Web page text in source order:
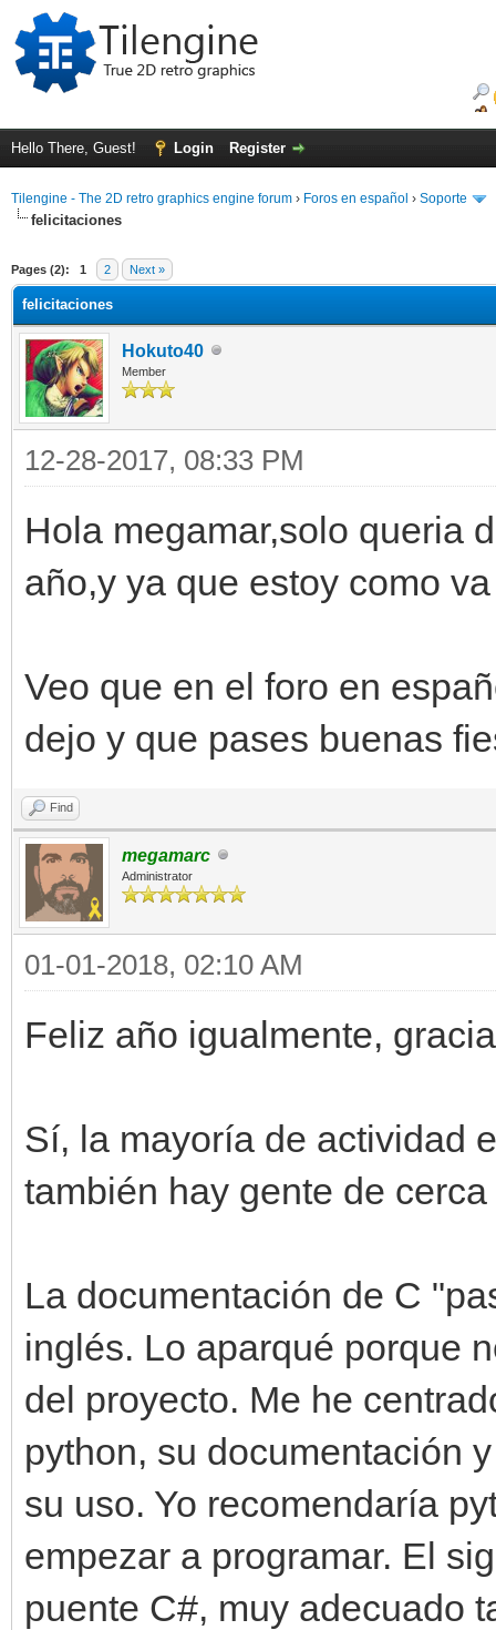
Hello There, Guest! Login Register
Tilengine - The 2D retro graphics engine forum › Foros en español › Soporte
felicitaciones
Pages (2): 1 2 Next »
felicitaciones
Hokuto40
Member
12-28-2017, 08:33 PM
Hola megamar,solo queria
año,y ya que estoy como
Veo que en el foro en
dejo y que pases buenas
Find
megamarc
Administrator
01-01-2018, 02:10 AM
Feliz año igualmente,
Sí, la mayoría de actividad
también hay gente de
La documentación de C
inglés. Lo aparqué porque
del proyecto. Me he
python, su documentación
su uso. Yo recomendaría
empezar a programar. El
puente C#, muy adecuado